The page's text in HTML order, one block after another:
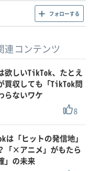
フォローする
連コンテンツ
欲しいTikTok、たとえ
買収しても「TikTok問
らないワケ
8
は「ヒットの発信地」
「×アニメ」がもたら
」の未来